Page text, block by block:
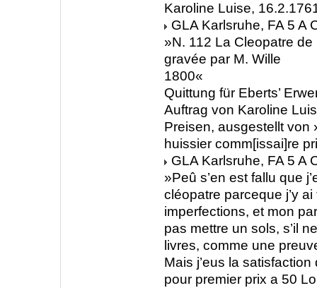
Karoline Luise,
GLA Karlsruhe, FA 5 A
»N. 112 La Cleopatre
gravée par M. Wille
1800«
Quittung für Eberts’
Auftrag von Karoline
Preisen, ausgestellt von
huissier comm[issai]re
GLA Karlsruhe, FA 5 A
»Peû s’en est fallu que
cléopatre parceque j’y
imperfections, et mon
pas mettre un sols, s’il
livres, comme une
Mais j’eus la satisfaction
pour premier prix a 50